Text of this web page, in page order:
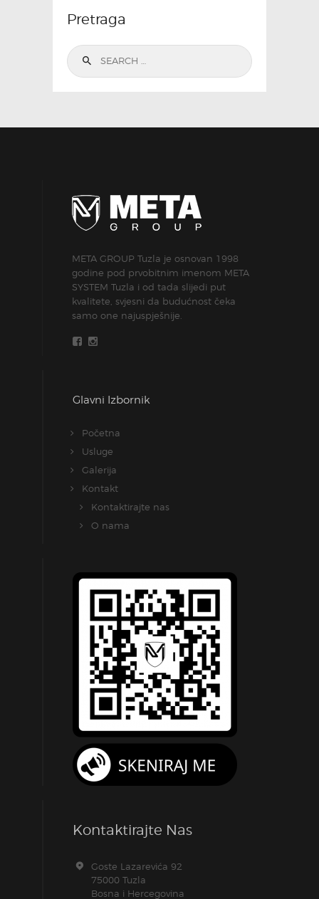
Pretraga
Search
for:
META GROUP Tuzla je osnovan 1998
godine pod prvobitnim imenom META
SYSTEM Tuzla i od tada slijedi put
kvalitete, svjesni da budućnost čeka
samo one najuspješnije.
Glavni Izbornik
Početna
Usluge
Galerija
Kontakt
Kontaktirajte nas
O nama
Kontaktirajte Nas
Goste Lazarevića 92
75000 Tuzla
Bosna i Hercegovina